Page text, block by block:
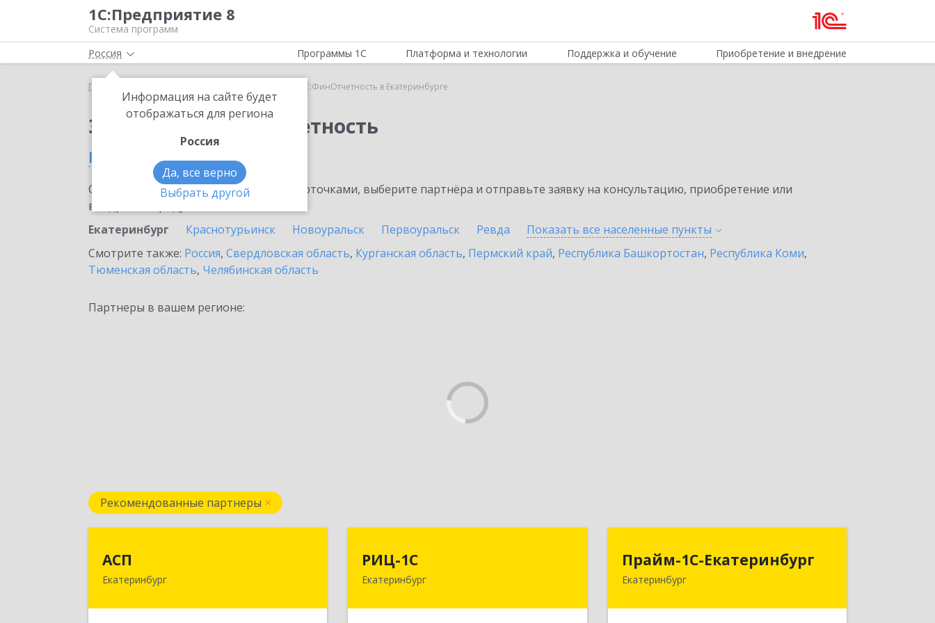
1С:Предприятие 8
Система программ
Россия
Информация на сайте будет
отображаться для региона
Россия
Да, все верно
Выбрать другой
Программы 1С Платформа и технологии Поддержка и обучение Приобретение и внедрение
Главная 1С:ФинОтчетность в Екатеринбурге
Заказать 1С:ФинОтчетность
в Екатеринбурге
Ознакомьтесь с информационными карточками, выберите партнёра и отправьте заявку на консультацию, приобретение или
внедрение продукта.
Екатеринбург
Краснотурьинск Новоуральск Первоуральск Ревда Показать все населенные пункты
Смотрите также: Россия, Свердловская область, Курганская область, Пермский край, Республика Башкортостан, Республика Коми,
Тюменская область, Челябинская область
Партнеры в вашем регионе:
Рекомендованные партнеры
АСП
Екатеринбург
РИЦ-1С
Екатеринбург
Прайм-1С-Екатеринбург
Екатеринбург
Прайм-1С-Екатеринбург